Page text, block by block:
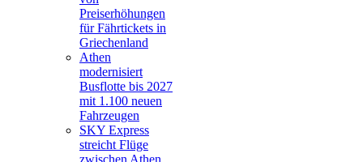
Preiserhöhungen
für Fährtickets in
Griechenland
Athen
modernisiert
Busflotte bis 2027
mit 1.100 neuen
Fahrzeugen
SKY Express
streicht Flüge
zwischen Athen